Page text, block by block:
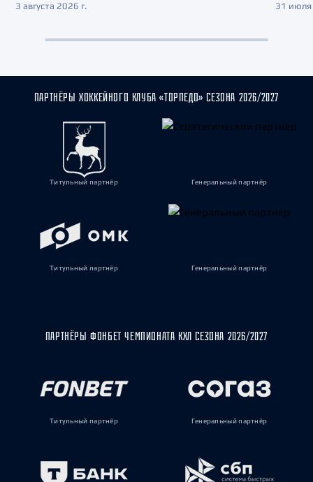
3 августа 2026 г. 31 июля
ПАРТНЁРЫ ХОККЕЙНОГО КЛУБА «ТОРПЕДО» СЕЗОНА 2026/2027
Титульный партнёр Генеральный партнёр
Титульный партнёр Генеральный партнёр
ПАРТНЁРЫ ФОНБЕТ ЧЕМПИОНАТА КХЛ СЕЗОНА 2026/2027
Титульный партнёр Генеральный партнёр